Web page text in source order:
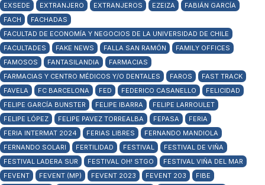
EXSEDE
EXTRANJERO EXTRANJEROS EZEIZA
FABIÁN GARCÍA
FACH
FACHADAS
FACULTAD DE ECONOMÍA Y NEGOCIOS DE LA UNIVERSIDAD DE CHILE
FACULTADES
FAKE NEWS FALLA SAN RAMÓN
FAMILY OFFICES
FAMOSOS
FANTASILANDIA
FARMACIAS
FARMACIAS Y CENTRO MÉDICOS Y/O DENTALES
FAROS
FAST TRACK
FAVELA
FC BARCELONA FED FEDERICO CASANELLO
FELICIDAD
FELIPE GARCÍA BUNSTER
FELIPE IBARRA
FELIPE LARROULET
FELIPE LÓPEZ
FELIPE PAVEZ TORREALBA FEPASA
FERIA
FERIA INTERMAT 2024
FERIAS LIBRES
FERNANDO MANDIOLA
FERNANDO SOLARI
FERTILIDAD FESTIVAL
FESTIVAL DE VIÑA
FESTIVAL LADERA SUR
FESTIVAL OH! STGO
FESTIVAL VIÑA DEL MAR
FEVENT
FEVENT (MP) FEVENT 2023 FEVENT 203
FIBE